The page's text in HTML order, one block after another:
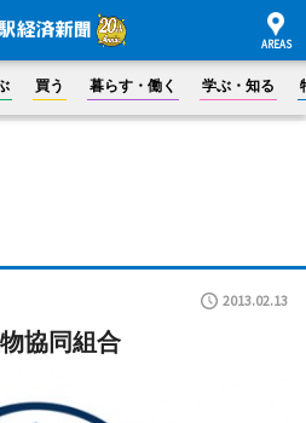
買う 暮らす・働く 学ぶ・知る
2013.02.13
協同組合